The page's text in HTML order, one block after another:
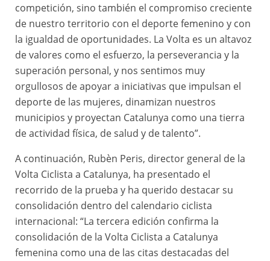
competición, sino también el compromiso creciente
de nuestro territorio con el deporte femenino y con
la igualdad de oportunidades. La Volta es un altavoz
de valores como el esfuerzo, la perseverancia y la
superación personal, y nos sentimos muy
orgullosos de apoyar a iniciativas que impulsan el
deporte de las mujeres, dinamizan nuestros
municipios y proyectan Catalunya como una tierra
de actividad física, de salud y de talento”.
A continuación, Rubèn Peris, director general de la
Volta Ciclista a Catalunya, ha presentado el
recorrido de la prueba y ha querido destacar su
consolidación dentro del calendario ciclista
internacional: “La tercera edición confirma la
consolidación de la Volta Ciclista a Catalunya
femenina como una de las citas destacadas del